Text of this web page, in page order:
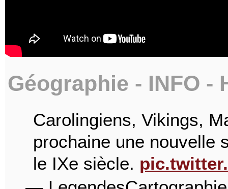
Géographie - INFO -
Carolingiens, Vikings,
prochaine une nouvelle
le IXe siècle.